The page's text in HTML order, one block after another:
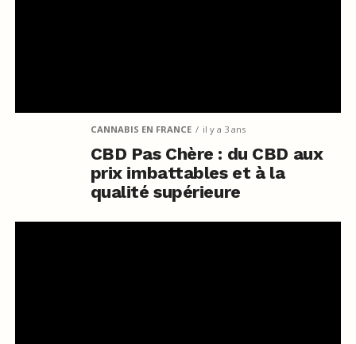
CANNABIS EN FRANCE il y a 3 ans
CBD Pas Chère : du CBD aux
prix imbattables et à la
qualité supérieure